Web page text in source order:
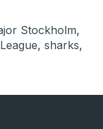
Stockholm,
, sharks,